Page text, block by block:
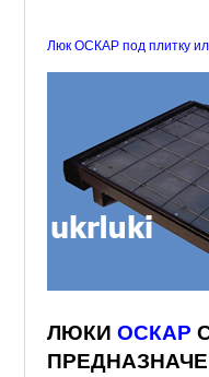
Люк ОСКАР под плитку
ЛЮКИ ОСКАР